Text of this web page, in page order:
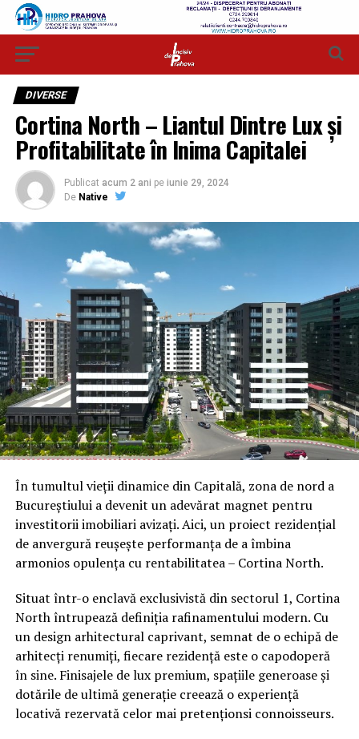
DIVERSE
Cortina North – Liantul Dintre Lux și
Profitabilitate în Inima Capitalei
Publicat acum 2 ani pe iunie 29, 2024
De Native
În tumultul vieții dinamice din Capitală, zona de nord a
Bucureștiului a devenit un adevărat magnet pentru
investitorii imobiliari avizați. Aici, un proiect rezidențial
de anvergură reușește performanța de a îmbina
armonios opulența cu rentabilitatea – Cortina North.
Situat într-o enclavă exclusivistă din sectorul 1, Cortina
North întrupează definiția rafinamentului modern. Cu
un design arhitectural caprivant, semnat de o echipă de
arhitecți renumiți, fiecare rezidență este o capodoperă
în sine. Finisajele de lux premium, spațiile generoase și
dotările de ultimă generație creează o experiență
locativă rezervată celor mai pretenționsi connoisseurs.